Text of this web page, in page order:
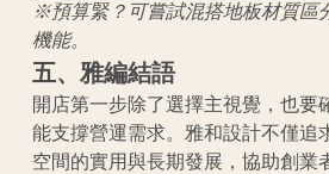
※預算緊？可嘗試混搭地板材質區
機能。
五、雅編結語
開店第一步除了選擇主視覺，也要
能支撐營運需求。雅和設計不僅追
空間的實用與長期發展，協助創業